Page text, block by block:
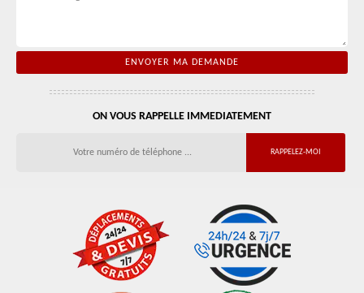
ON VOUS RAPPELLE IMMEDIATEMENT